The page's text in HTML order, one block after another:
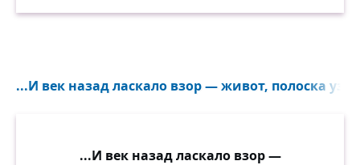
...И век назад ласкало взор — живот, полоска
...И век назад ласкало взор —